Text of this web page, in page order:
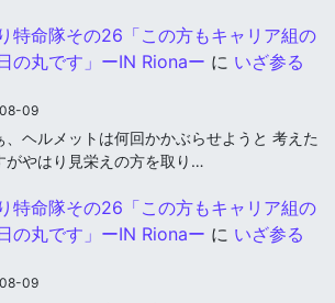
特命隊その26「この方もキャリア組の
の丸です」ーIN Rionaー に いざ参る
09
、ヘルメットは何回かかぶらせようと 考えた
がやはり見栄えの方を取り…
特命隊その26「この方もキャリア組の
の丸です」ーIN Rionaー に いざ参る
09